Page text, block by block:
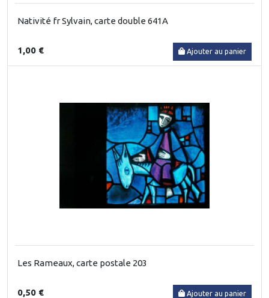
Nativité fr Sylvain, carte double 641A
1,00 € Ajouter au panier
Les Rameaux, carte postale 203
0,50 € Ajouter au panier